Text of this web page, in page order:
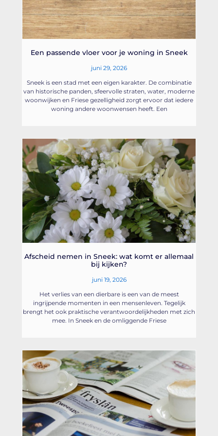
Een passende vloer voor je woning in Sneek
juni 29, 2026
Sneek is een stad met een eigen karakter. De combinatie
van historische panden, sfeervolle straten, water, moderne
woonwijken en Friese gezelligheid zorgt ervoor dat iedere
woning andere woonwensen heeft. Een
Afscheid nemen in Sneek: wat komt er allemaal
bij kijken?
juni 19, 2026
Het verlies van een dierbare is een van de meest
ingrijpende momenten in een mensenleven. Tegelijk
brengt het ook praktische verantwoordelijkheden met zich
mee. In Sneek en de omliggende Friese